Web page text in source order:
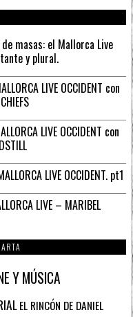
masas: el Mallorca Live
y plural.
LIVE OCCIDENT con
LIVE OCCIDENT con
LIVE OCCIDENT. pt1
LIVE – MARIBEL
Y MÚSICA
EL RINCÓN DE DANIEL